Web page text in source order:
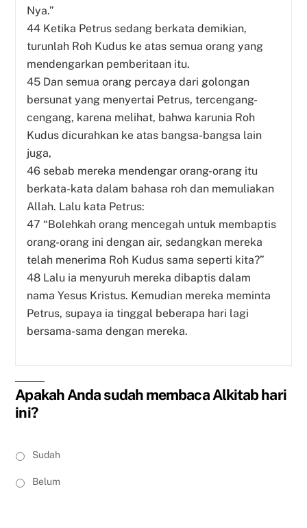
Nya.”
44 Ketika Petrus sedang berkata demikian,
turunlah Roh Kudus ke atas semua orang yang
mendengarkan pemberitaan itu.
45 Dan semua orang percaya dari golongan
bersunat yang menyertai Petrus, tercengang-
cengang, karena melihat, bahwa karunia Roh
Kudus dicurahkan ke atas bangsa-bangsa lain
juga,
46 sebab mereka mendengar orang-orang itu
berkata-kata dalam bahasa roh dan memuliakan
Allah. Lalu kata Petrus:
47 “Bolehkah orang mencegah untuk membaptis
orang-orang ini dengan air, sedangkan mereka
telah menerima Roh Kudus sama seperti kita?”
48 Lalu ia menyuruh mereka dibaptis dalam
nama Yesus Kristus. Kemudian mereka meminta
Petrus, supaya ia tinggal beberapa hari lagi
bersama-sama dengan mereka.
Apakah Anda sudah membaca Alkitab hari
ini?
S
y
Sudah
Belum